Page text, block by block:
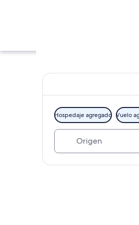
Hospedaje agregado Vuelo